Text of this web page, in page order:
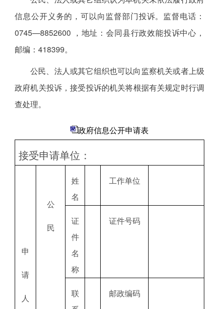
信息公开义务的，可以向监督部门投诉。监督电话：
0745—8852600 ，地址：会同县行政效能投诉中心，
邮编：418399。
公民、法人或其它组织也可以向监察机关或者上级
政府机关投诉，接受投诉的机关将根据有关规定时行调
查处理。
政府信息公开申请表
接受申请单位：
申
请
人
公
民
姓
名
工作单位
证
件
名
称
证件号码
联
邮政编码